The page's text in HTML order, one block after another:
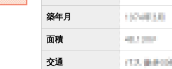
築年月
面積
交通